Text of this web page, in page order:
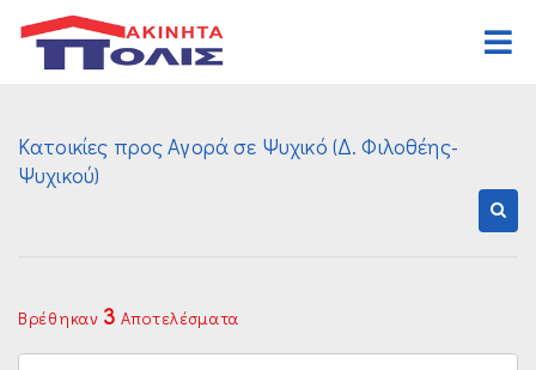
Αγορά
Οικοπέδων
Διαφόρων Ακινήτων
Επαγγελματικών
Οικοπέδων
Οργανισμός
Κατοικίες προς Αγορά σε Ψυχικό (Δ. Φιλοθέης-
Ψυχικού)
Βρέθηκαν 3 Αποτελέσματα